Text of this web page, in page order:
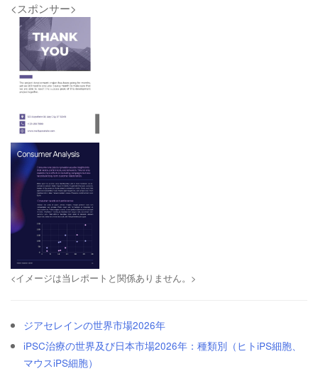
<スポンサー>
<イメージは当レポートと関係ありません。>
ジアセレインの世界市場2026年
iPSC治療の世界及び日本市場2026年：種類別（ヒトiPS細胞、
マウスiPS細胞）